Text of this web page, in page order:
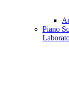
Piano